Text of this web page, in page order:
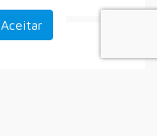
Aceitar